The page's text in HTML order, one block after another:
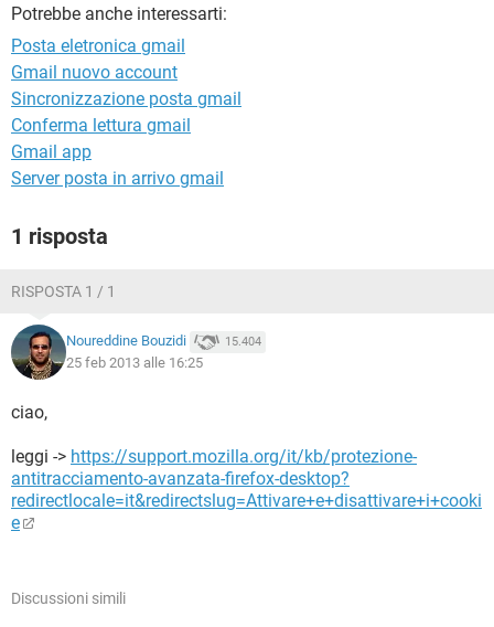
Potrebbe anche interessarti:
Posta eletronica gmail
Gmail nuovo account
Sincronizzazione posta gmail
Conferma lettura gmail
Gmail app
Server posta in arrivo gmail
1 risposta
RISPOSTA 1 / 1
Noureddine Bouzidi 15.404
25 feb 2013 alle 16:25
ciao,
leggi -> https://support.mozilla.org/it/kb/protezione-
antitracciamento-avanzata-firefox-desktop?
redirectlocale=it&redirectslug=Attivare+e+disattivare+i+cooki
e
Discussioni simili